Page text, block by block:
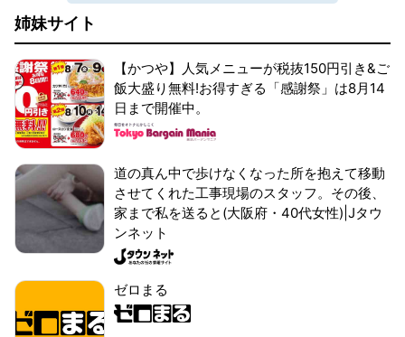
姉妹サイト
【かつや】人気メニューが税抜150円引き&ご
飯大盛り無料!お得すぎる「感謝祭」は8月14
日まで開催中。
道の真ん中で歩けなくなった所を抱えて移動
させてくれた工事現場のスタッフ。その後、
家まで私を送ると(大阪府・40代女性)|Jタウ
ンネット
ゼロまる